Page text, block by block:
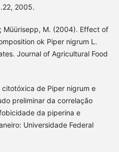
2005.
Müürisepp, M. (2004). Effect of
ok Piper nigrum L.
Journal of Agricultural Food
de Piper nigrum e
preliminar da correlação
da piperina e
Universidade Federal